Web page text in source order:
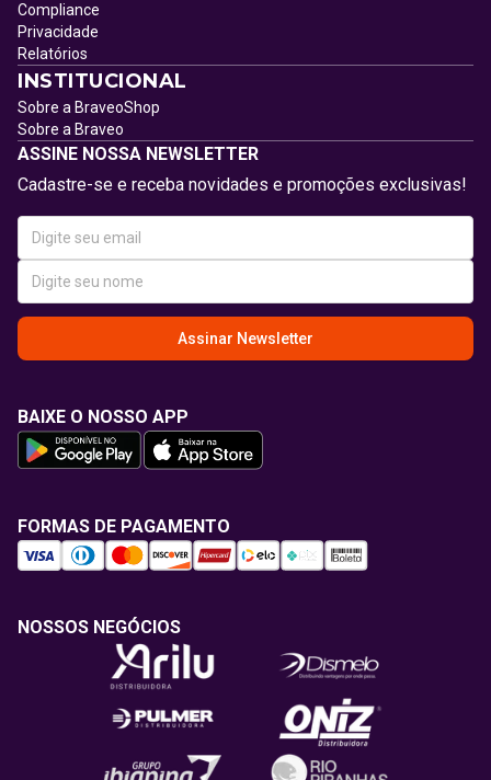
Compliance
Privacidade
Relatórios
INSTITUCIONAL
Sobre a BraveoShop
Sobre a Braveo
ASSINE NOSSA NEWSLETTER
Cadastre-se e receba novidades e promoções exclusivas!
Assinar Newsletter
BAIXE O NOSSO APP
FORMAS DE PAGAMENTO
NOSSOS NEGÓCIOS